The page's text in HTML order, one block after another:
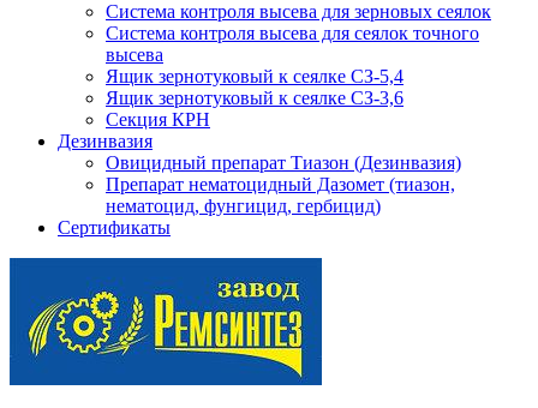
Система контроля высева для зерновых сеялок
Система контроля высева для сеялок точного
высева
Ящик зернотуковый к сеялке СЗ-5,4
Ящик зернотуковый к сеялке СЗ-3,6
Секция КРН
Дезинвазия
Овицидный препарат Тиазон (Дезинвазия)
Препарат нематоцидный Дазомет (тиазон,
нематоцид, фунгицид, гербицид)
Сертификаты